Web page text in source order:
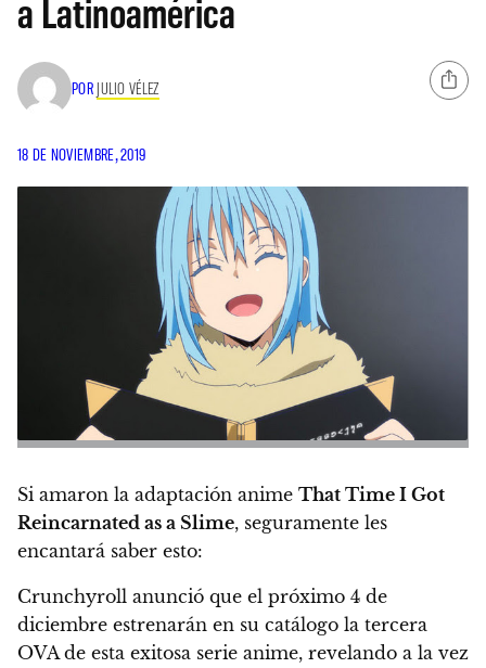
a Latinoamérica
POR JULIO VÉLEZ
18 DE NOVIEMBRE, 2019
Si amaron la adaptación anime That Time I Got
Reincarnated as a Slime, seguramente les
encantará saber esto:
Crunchyroll anunció que el próximo 4 de
diciembre estrenarán en su catálogo la tercera
OVA de esta exitosa serie anime, revelando a la vez